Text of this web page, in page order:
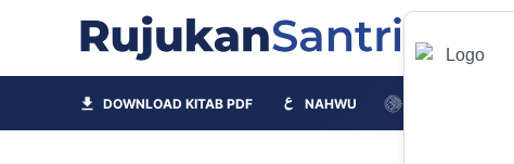
DOWNLOAD KITAB PDF NAHWU